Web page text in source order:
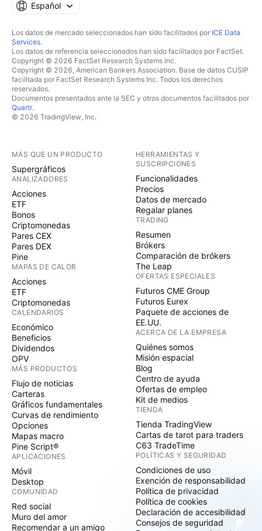
Español
Los datos de mercado seleccionados han sido facilitados por ICE Data
Services.
Los datos de referencia seleccionados han sido facilitados por FactSet.
Copyright © 2026 FactSet Research Systems Inc.
Copyright © 2026, American Bankers Association. Base de datos CUSIP
facilitada por FactSet Research Systems Inc. Todos los derechos
reservados.
Documentos presentados ante la SEC y otros documentos facilitados por
Quartr.
© 2026 TradingView, Inc.
MÁS QUE UN PRODUCTO
Supergráficos
ANALIZADORES
Acciones
ETF
Bonos
Criptomonedas
Pares CEX
Pares DEX
Pine
MAPAS DE CALOR
Acciones
ETF
Criptomonedas
CALENDARIOS
Económico
Beneficios
Dividendos
OPV
MÁS PRODUCTOS
Flujo de noticias
Carteras
Gráficos fundamentales
Curvas de rendimiento
Opciones
Mapas macro
Pine Script®
APLICACIONES
Móvil
Desktop
COMUNIDAD
Red social
Muro del amor
Recomendar a un amigo
HERRAMIENTAS Y
SUSCRIPCIONES
Funcionalidades
Precios
Datos de mercado
Regalar planes
TRADING
Resumen
Brókers
Comparación de brókers
The Leap
OFERTAS ESPECIALES
Futuros CME Group
Futuros Eurex
Paquete de acciones de
EE.UU.
ACERCA DE LA EMPRESA
Quiénes somos
Misión espacial
Blog
Centro de ayuda
Ofertas de empleo
Kit de medios
TIENDA
Tienda TradingView
Cartas de tarot para traders
C63 TradeTime
POLÍTICAS Y SEGURIDAD
Condiciones de uso
Exención de responsabilidad
Política de privacidad
Política de cookies
Declaración de accesibilidad
Consejos de seguridad